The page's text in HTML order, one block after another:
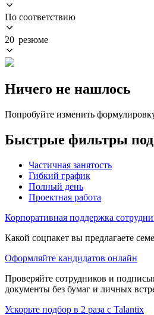
По соответствию
20 резюме
Ничего не нашлось
Попробуйте изменить
Быстрые фильтры
Частичная занятость
Гибкий график
Полный день
Проектная работа
Корпоративная поддержка
Какой соцпакет вы предлагаете
Оформляйте кандидатов онлайн
Проверяйте сотрудников и
документы без бумаг и личных
Ускорьте подбор в 2 раза с Talantix